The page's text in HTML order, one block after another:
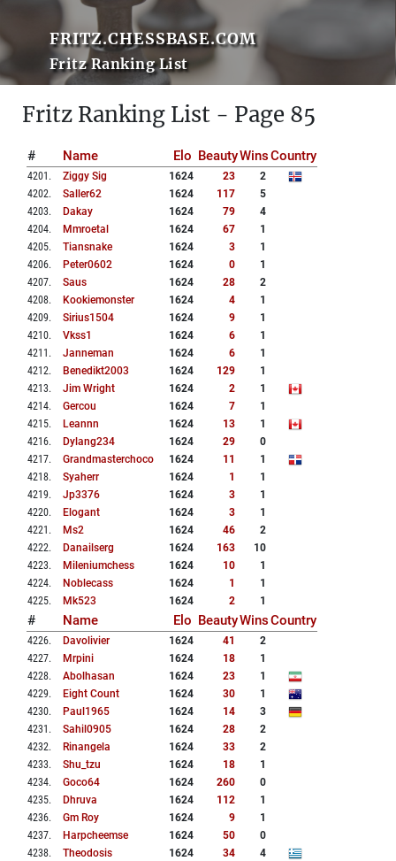
FRITZ.CHESSBASE.COM
Fritz Ranking List
Fritz Ranking List - Page 85
# Name Elo BeautyWinsCountry
4201 . Ziggy Sig 1624 23
2
4202. Saller62 1624 117
5
4203. Dakay 1624 79
4
4204. Mmroetal 1624 67
1
4205. Tiansnake 1624 3
1
4206. Peter0602 1624 0
1
4207. Saus 1624 28
2
4208. Kookiemonster 1624 4
1
4209. Sirius1504 1624 9
1
4210. Vkss1 1624 6
1
4211 . Janneman 1624 6
1
4212. Benedikt2003 1624 129
1
4213. Jim Wright 1624 2
1
4214. Gercou 1624 7
1
4215. Leannn 1624 13
1
4216. Dylang234 1624 29
0
4217. Grandmasterchoco 1624 11
1
4218. Syaherr 1624 1
1
4219. Jp3376 1624 3
1
4220. Elogant 1624 3
1
4221 . Ms2 1624 46
2
4222. Danailserg 1624 163
10
4223. Mileniumchess 1624 10
1
4224. Noblecass 1624 1
1
4225. Mk523 1624 2 1
# Name Elo BeautyWinsCountry
4226. Davolivier 1624 41
2
4227. Mrpini 1624 18
1
4228. Abolhasan 1624 23
1
4229. Eight Count 1624 30
1
4230. Paul1965 1624 14
3
4231 . Sahil0905 1624 28
2
4232. Rinangela 1624 33
2
4233. Shu_tzu 1624 18
1
4234. Goco64 1624 260
0
4235. Dhruva 1624 112
1
4236. Gm Roy 1624 9
1
4237. Harpcheemse 1624 50
0
4238. Theodosis 1624 34
4